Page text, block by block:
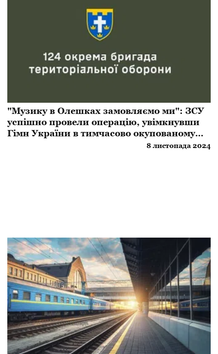
​"Музику в Олешках замовляємо ми": ЗСУ
успішно провели операцію, увімкнувши
Гімн України в тимчасово окупованому
8 листопада 2024